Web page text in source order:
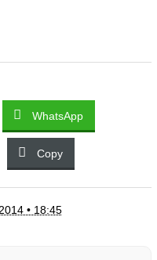
WhatsApp
Copy
• 18:45